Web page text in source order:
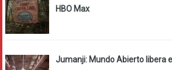
HBO Max
Jumanji: Mundo Abierto libera